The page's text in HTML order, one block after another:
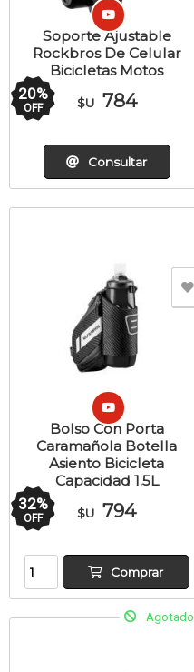
Soporte Ajustable
Rockbros De Celular
Bicicletas Motos
20%
OFF $U 784
Consultar
Bolso Con Porta
Caramañola Botella
Asiento Bicicleta
Capacidad 1.5L
32%
OFF $U 794
Comprar
Agotado